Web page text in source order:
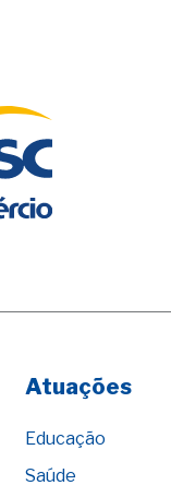
Atuações
Educação
Saúde